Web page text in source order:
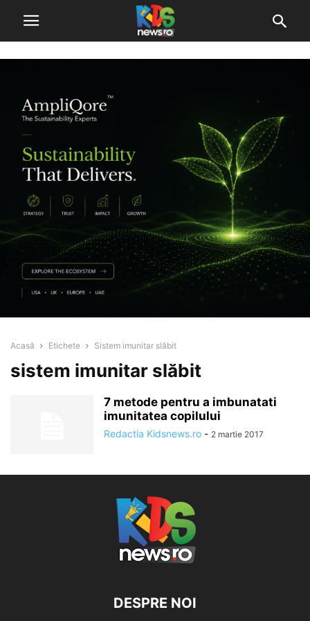
Acasă Etichete Sistem imunitar slăbit
sistem imunitar slăbit
7 metode pentru a imbunatati
imunitatea copilului
Redactia Kidsnews.ro - 2 martie 2017
DESPRE NOI